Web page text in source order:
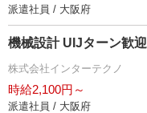
派遣社員 / 大阪府
機械設計 UIJターン歓迎
株式会社インターテクノ
時給2,100円～
派遣社員 / 大阪府